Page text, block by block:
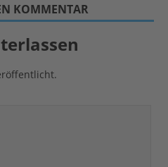
KOMMENTAR